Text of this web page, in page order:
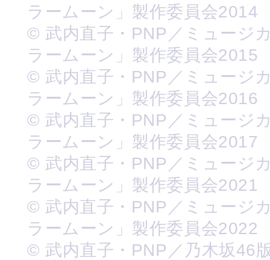
ラームーン」製作委員会2014
© 武内直子・PNP／ミュージ
ラームーン」製作委員会2015
© 武内直子・PNP／ミュージ
ラームーン」製作委員会2016
© 武内直子・PNP／ミュージ
ラームーン」製作委員会2017
© 武内直子・PNP／ミュージ
ラームーン」製作委員会2021
© 武内直子・PNP／ミュージ
ラームーン」製作委員会2022
© 武内直子・PNP／乃木坂46